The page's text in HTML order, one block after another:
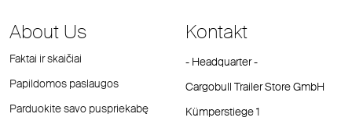
About Us
Faktai ir skaičiai
Papildomos paslaugos
Parduokite savo puspriekabę
Kontakt
- Headquarter -
Cargobull Trailer Store GmbH
Kümperstiege 1